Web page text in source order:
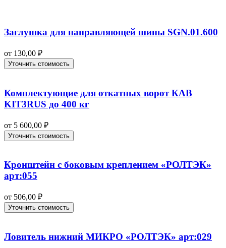
Заглушка для направляющей шины SGN.01.600
от 130,00 ₽
Уточнить стоимость
Комплектующие для откатных ворот КАВ
KIT3RUS до 400 кг
от 5 600,00 ₽
Уточнить стоимость
Кронштейн с боковым креплением «РОЛТЭК»
арт:055
от 506,00 ₽
Уточнить стоимость
Ловитель нижний МИКРО «РОЛТЭК» арт:029